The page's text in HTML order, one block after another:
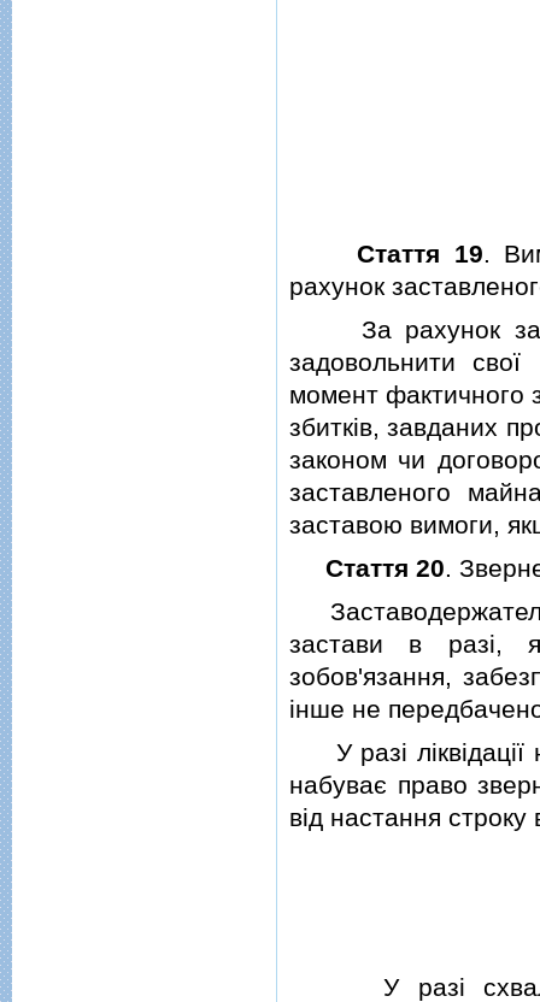
Стаття 19.
рахунок
За рахунок
задовольнити
момент фактичного
збиткiв, завданих
законом чи
заставленого
заставою вимоги,
Стаття 20.
застави в разi,
зобов'язання,
iнше не
У разi лiквiдацiї
набуває право
вiд настання строку
У разi